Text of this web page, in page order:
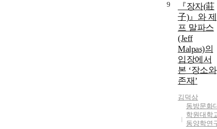
9
『장자(莊
子)』와 제
프 말파스
(Jeff
Malpas)의
입장에서
본 ‘장소와
존재’
김덕삼
동방문화
학원대학
동양학연